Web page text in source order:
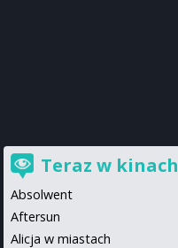
Teraz w kinach
Absolwent
Aftersun
Alicja w miastach